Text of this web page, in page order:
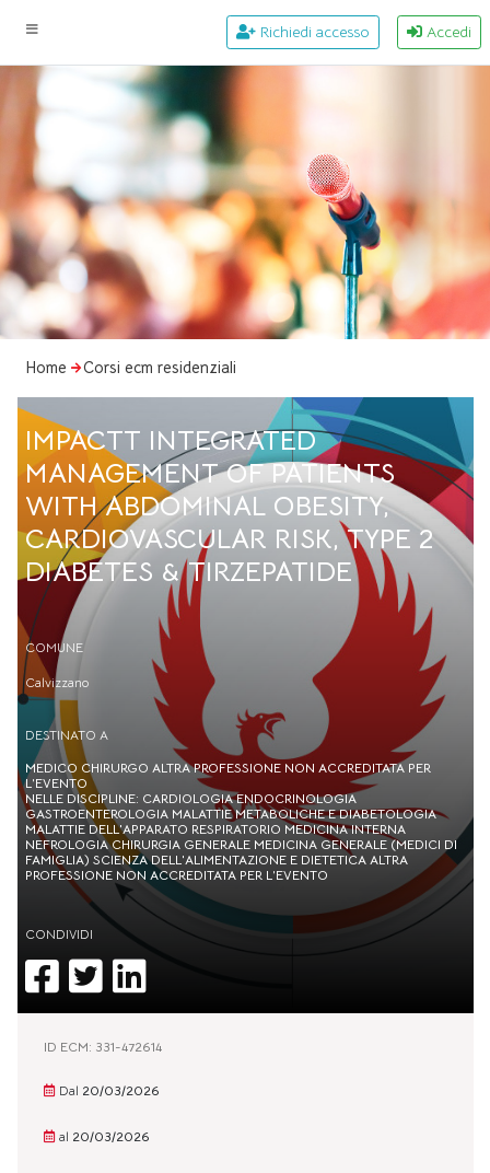
Richiedi accesso Accedi
Home Corsi ecm residenziali
IMPACTT INTEGRATED
MANAGEMENT OF PATIENTS
WITH ABDOMINAL OBESITY,
CARDIOVASCULAR RISK, TYPE 2
DIABETES & TIRZEPATIDE
COMUNE
Calvizzano
DESTINATO A
MEDICO CHIRURGO ALTRA PROFESSIONE NON ACCREDITATA PER
L’EVENTO
NELLE DISCIPLINE: CARDIOLOGIA ENDOCRINOLOGIA
GASTROENTEROLOGIA MALATTIE METABOLICHE E DIABETOLOGIA
MALATTIE DELL'APPARATO RESPIRATORIO MEDICINA INTERNA
NEFROLOGIA CHIRURGIA GENERALE MEDICINA GENERALE (MEDICI DI
FAMIGLIA) SCIENZA DELL'ALIMENTAZIONE E DIETETICA ALTRA
PROFESSIONE NON ACCREDITATA PER L’EVENTO
CONDIVIDI
ID ECM: 331-472614
Dal 20/03/2026
al 20/03/2026